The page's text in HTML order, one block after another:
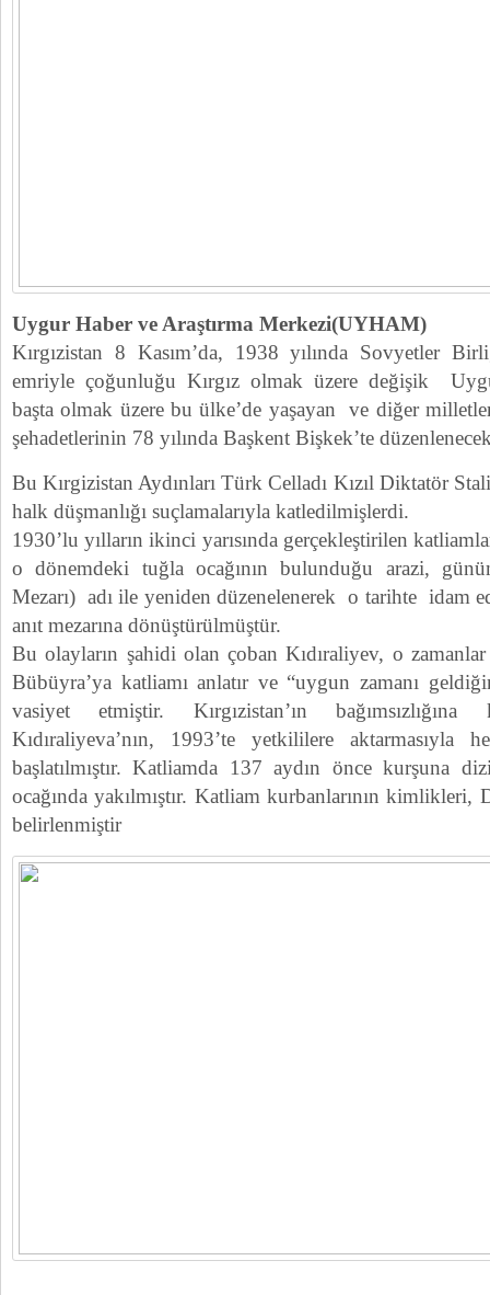
Uygur Haber ve Araştırma Merkezi(UYHAM)
Kırgızistan 8 Kasım’da, 1938 yılında Sovyetler
emriyle çoğunluğu Kırgız olmak üzere değişik
başta olmak üzere bu ülke’de yaşayan ve diğer
şehadetlerinin 78 yılında Başkent Bişkek’te
Bu Kırgizistan Aydınları Türk Celladı Kızıl Diktatör
halk düşmanlığı suçlamalarıyla katledilmişlerdi.
1930’lu yılların ikinci yarısında gerçekleştirilen
o dönemdeki tuğla ocağının bulunduğu arazi,
Mezarı) adı ile yeniden düzenelenerek o tarihte idam
anıt mezarına dönüştürülmüştür.
Bu olayların şahidi olan çoban Kıdıraliyev, o
Bübüyra’ya katliamı anlatır ve “uygun zamanı
vasiyet etmiştir. Kırgızistan’ın bağımsızlığına
Kıdıraliyeva’nın, 1993’te yetkililere aktarmasıyla
başlatılmıştır. Katliamda 137 aydın önce kurşuna
ocağında yakılmıştır. Katliam kurbanlarının
belirlenmiştir